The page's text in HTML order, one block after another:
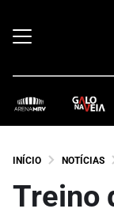
INÍCIO NOTÍCIAS
Treino